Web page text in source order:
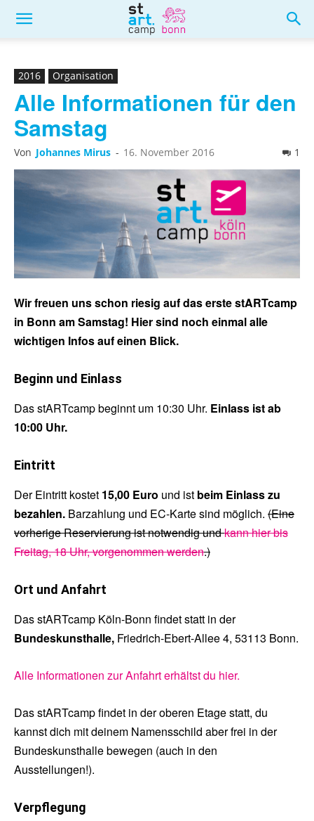
2016 Organisation
Alle Informationen für den
Samstag
Von Johannes Mirus - 16. November 2016 1
Wir freuen uns schon riesig auf das erste stARTcamp
in Bonn am Samstag! Hier sind noch einmal alle
wichtigen Infos auf einen Blick.
Beginn und Einlass
Das stARTcamp beginnt um 10:30 Uhr. Einlass ist ab
10:00 Uhr.
Eintritt
Der Eintritt kostet 15,00 Euro und ist beim Einlass zu
bezahlen. Barzahlung und EC-Karte sind möglich. (Eine
vorherige Reservierung ist notwendig undkann hier bis
Freitag, 18 Uhr, vorgenommen werden.)
Ort und Anfahrt
Das stARTcamp Köln-Bonn findet statt in der
Bundeskunsthalle, Friedrich-Ebert-Allee 4, 53113 Bonn.
Alle Informationen zur Anfahrt erhältst du hier.
Das stARTcamp findet in der oberen Etage statt, du
kannst dich mit deinem Namensschild aber frei in der
Bundeskunsthalle bewegen (auch in den
Ausstellungen!).
Verpflegung